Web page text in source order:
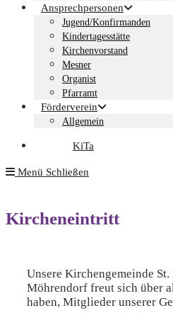
Ansprechpersonen
Jugend/Konfirmanden
Kindertagesstätte
Kirchenvorstand
Mesner
Organist
Pfarramt
Förderverein
Allgemein
KiTa
Menü Schließen
Kircheneintritt
Unsere Kirchengemeinde
Möhrendorf freut sich über
haben, Mitglieder unserer